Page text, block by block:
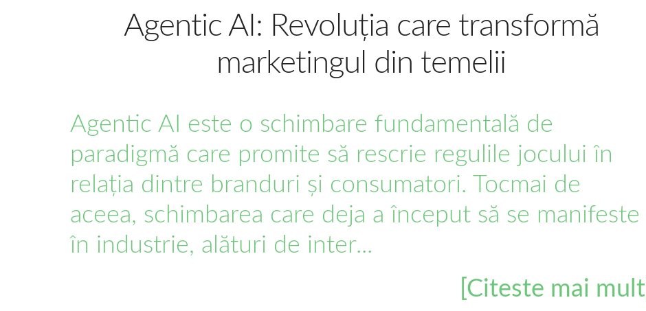
Agentic AI: Revoluția care transformă
marketingul din temelii
Agentic AI este o schimbare fundamentală de
paradigmă care promite să rescrie regulile jocului în
relația dintre branduri și consumatori. Tocmai de
aceea, schimbarea care deja a început să se manifeste
în industrie, alături de inter...
[Citeste mai mult]